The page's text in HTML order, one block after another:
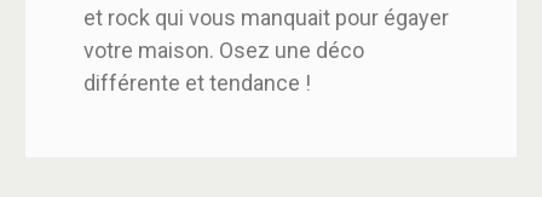
et rock qui vous manquait pour égayer
votre maison. Osez une déco
différente et tendance !